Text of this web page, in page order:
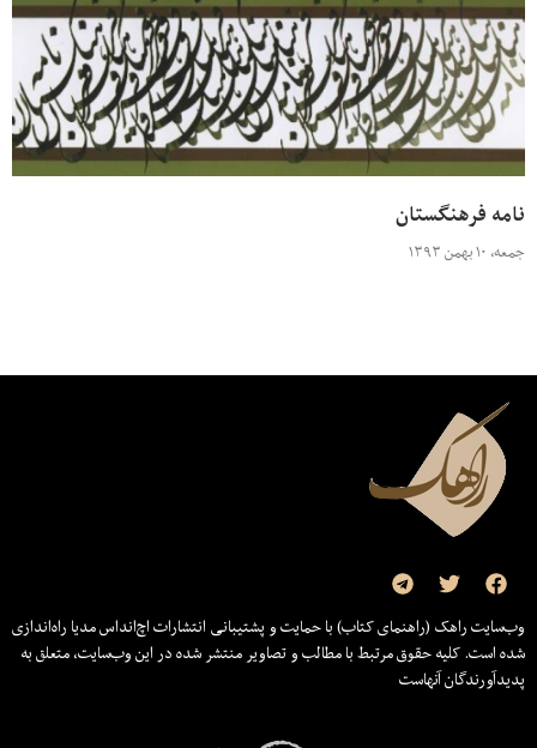
نامه فرهنگستان
جمعه، ۱۰ بهمن ۱۳۹۳
وب‌سایت راهک (راهنمای کتاب) با حمایت و پشتیبانی انتشارات اچ‌اند‌اس مدیا راه‌اندازی
شده است. کلیه حقوق مرتبط با مطالب و تصاویر منتشر شده در این وب‌سایت، متعلق به
پدیدآورندگان آنهاست